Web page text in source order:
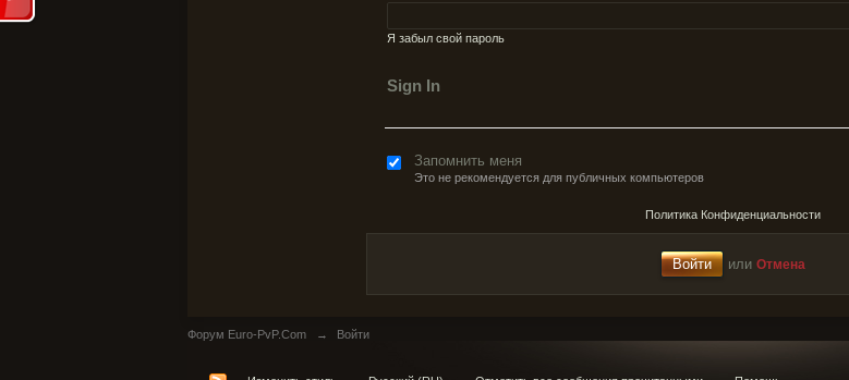
Я забыл свой пароль
Sign In
Запомнить меня
Это не рекомендуется для публичных компьютеров
Политика Конфиденциальности
или Отмена
Форум Euro-PvP.Com → Войти